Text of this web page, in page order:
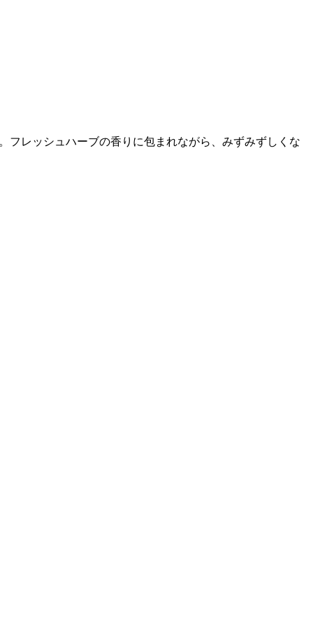
レッシュハーブの香りに包まれながら、みずみずしくな